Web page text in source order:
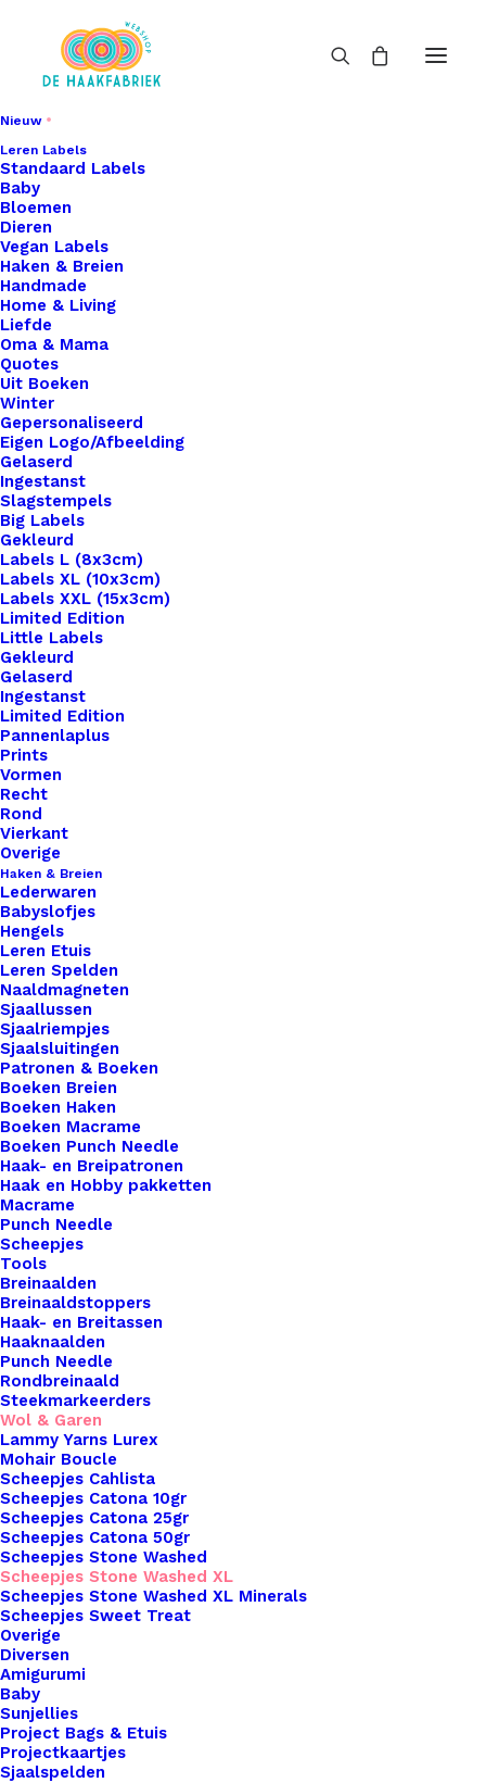
Nieuw
Leren Labels
Standaard Labels
Baby
Bloemen
Dieren
Vegan Labels
Haken & Breien
Handmade
Home & Living
Liefde
Oma & Mama
Quotes
Uit Boeken
Winter
Gepersonaliseerd
Eigen Logo/Afbeelding
Gelaserd
Ingestanst
Slagstempels
Big Labels
Gekleurd
Labels L (8x3cm)
Labels XL (10x3cm)
Labels XXL (15x3cm)
Limited Edition
Little Labels
Gekleurd
Gelaserd
Ingestanst
Limited Edition
Pannenlaplus
Prints
Vormen
Recht
Rond
Vierkant
Overige
Haken & Breien
Lederwaren
Babyslofjes
Hengels
Leren Etuis
Leren Spelden
Naaldmagneten
Sjaallussen
Sjaalriempjes
Sjaalsluitingen
Patronen & Boeken
Boeken Breien
Boeken Haken
Boeken Macrame
Boeken Punch Needle
Haak- en Breipatronen
Haak en Hobby pakketten
Macrame
Punch Needle
Scheepjes
Tools
Breinaalden
Breinaaldstoppers
Haak- en Breitassen
Haaknaalden
Punch Needle
Rondbreinaald
Steekmarkeerders
Wol & Garen
Lammy Yarns Lurex
Mohair Boucle
Scheepjes Cahlista
Scheepjes Catona 10gr
Scheepjes Catona 25gr
Scheepjes Catona 50gr
Scheepjes Stone Washed
Scheepjes Stone Washed XL
Scheepjes Stone Washed XL Minerals
Scheepjes Sweet Treat
Overige
Diversen
Amigurumi
Baby
Sunjellies
Project Bags & Etuis
Projectkaartjes
Sjaalspelden
Home
Haken & Breien
Scheepjes-Stonewashed-XL-876 Tourmaline
Scheepjes-
Stonewashed-XL-876
Tourmaline
€3,60
Stone Washed van Scheepjeswol is een heerlijk
zacht garen van 70% katoen en 30% acryl met
een Jeans look. Het is geschikt voor zowel breien
als haken. De aanbevolen naalddikte is 5mm.
Materiaal70% katoen / 30% acrylGewicht50 gram.
Lengteca. 75 meter. Aanbevolen naald5mm.
Stekenverhouding 10 x 10cm14 steken x 19
naalden. Machinewas 40 graden.
Ontvang een melding als dit product weer op
voorraad is
Uitverkocht
Toevoegen aan verlanglijst
Artikelnummer
Categorie
Naalddikte
Kleur
Binnen 1-3 werkdagen verzonden
Veilig betalen
Unieke en kwaliteitsproducten
Overzicht